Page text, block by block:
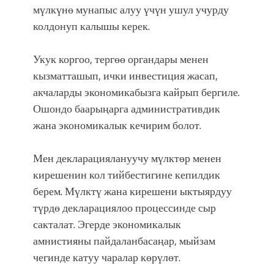
мүлкүнө мунапыс алуу үчүн ушул учурду
колдонуп калышы керек.
Укук коргоо, тергөө органдары менен
кызматташып, ички инвестиция жасап,
акчаларды экономикабызга кайрып бергиле.
Ошондо баарыңарга административдик
жана экономикалык кечирим болот.
Мен декларациялануучу мүлктөр менен
кирешенин кол тийбестигине кепилдик
берем. Мүлктү жана кирешени ыктыярдуу
түрдө декларациялоо процессинде сыр
сакталат. Эгерде экономикалык
амнистияны пайдаланбасаңар, мыйзам
чегинде катуу чаралар көрүлөт.